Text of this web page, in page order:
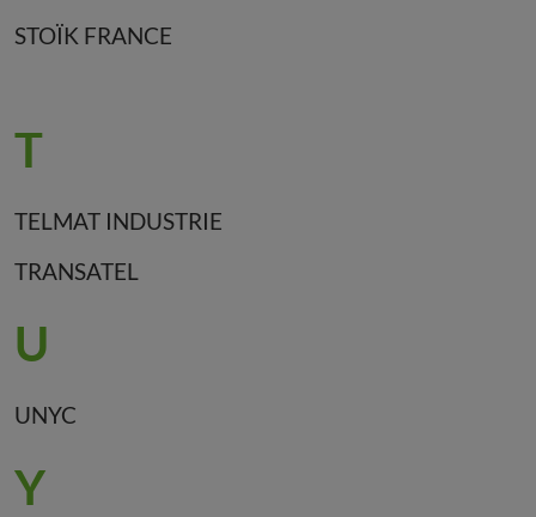
STOÏK FRANCE
T
TELMAT INDUSTRIE
TRANSATEL
U
UNYC
Y